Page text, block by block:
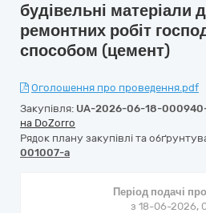
будівельні матеріали
ремонтних робіт
способом (цемент)
Оголошення про проведення.pdf
Закупівля: UA-2026-06-18-
на DoZorro
Рядок плану закупівлі та
001007-a
Період подачі
з 18-06-2026,